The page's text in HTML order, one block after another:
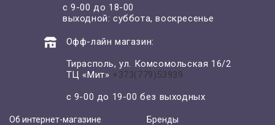
с 9-00 до 18-00
выходной: суббота, воскресенье
Офф-лайн магазин:
Тирасполь, ул. Комсомольская 16/2
ТЦ «Мит» +373(779)53939
с 9-00 до 19-00 без выходных
Об интернет-магазине
Бренды